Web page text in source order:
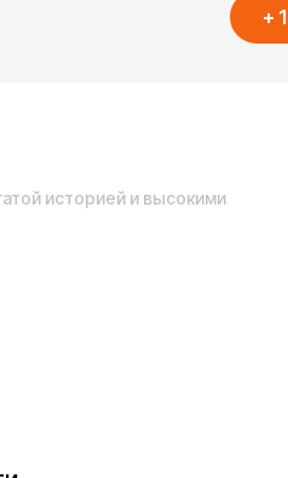
+
историей и высокими